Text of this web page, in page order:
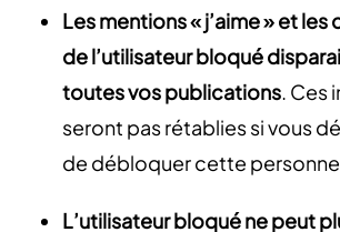
Les mentions « j’aime » et
de l’utilisateur bloqué
toutes vos publications. Ces
seront pas rétablies si vous
de débloquer cette
L’utilisateur bloqué ne peut